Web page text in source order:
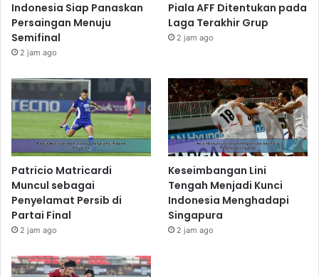
Indonesia Siap Panaskan
Persaingan Menuju
Semifinal
2 jam ago
Piala AFF Ditentukan pada
Laga Terakhir Grup
2 jam ago
Patricio Matricardi
Muncul sebagai
Penyelamat Persib di
Partai Final
2 jam ago
Keseimbangan Lini
Tengah Menjadi Kunci
Indonesia Menghadapi
Singapura
2 jam ago